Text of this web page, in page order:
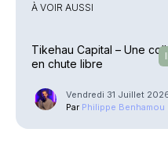
À VOIR AUSSI
Tikehau Capital – Une
en chute libre
Vendredi 31 Juillet
Par Philippe Benhamou